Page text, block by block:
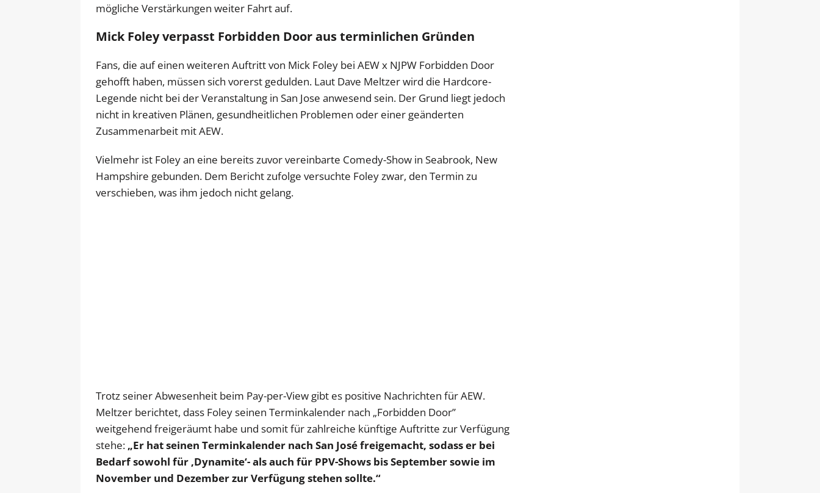
mögliche Verstärkungen weiter Fahrt auf.
Mick Foley verpasst Forbidden Door aus terminlichen Gründen
Fans, die auf einen weiteren Auftritt von Mick Foley bei AEW x NJPW Forbidden Door
gehofft haben, müssen sich vorerst gedulden. Laut Dave Meltzer wird die Hardcore-
Legende nicht bei der Veranstaltung in San Jose anwesend sein. Der Grund liegt jedoch
nicht in kreativen Plänen, gesundheitlichen Problemen oder einer geänderten
Zusammenarbeit mit AEW.
Vielmehr ist Foley an eine bereits zuvor vereinbarte Comedy-Show in Seabrook, New
Hampshire gebunden. Dem Bericht zufolge versuchte Foley zwar, den Termin zu
verschieben, was ihm jedoch nicht gelang.
Trotz seiner Abwesenheit beim Pay-per-View gibt es positive Nachrichten für AEW.
Meltzer berichtet, dass Foley seinen Terminkalender nach „Forbidden Door”
weitgehend freigeräumt habe und somit für zahlreiche künftige Auftritte zur Verfügung
stehe: „Er hat seinen Terminkalender nach San José freigemacht, sodass er bei
Bedarf sowohl für ‚Dynamite‘- als auch für PPV-Shows bis September sowie im
November und Dezember zur Verfügung stehen sollte.“